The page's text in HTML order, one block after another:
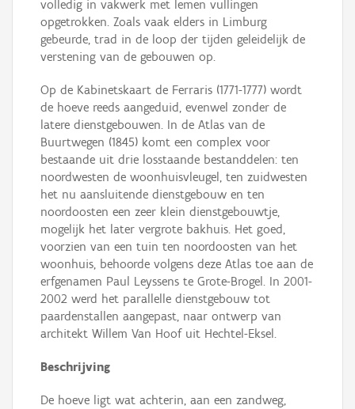
volledig in vakwerk met lemen vullingen
opgetrokken. Zoals vaak elders in Limburg
gebeurde, trad in de loop der tijden geleidelijk de
verstening van de gebouwen op.
Op de Kabinetskaart de Ferraris (1771-1777) wordt
de hoeve reeds aangeduid, evenwel zonder de
latere dienstgebouwen. In de Atlas van de
Buurtwegen (1845) komt een complex voor
bestaande uit drie losstaande bestanddelen: ten
noordwesten de woonhuisvleugel, ten zuidwesten
het nu aansluitende dienstgebouw en ten
noordoosten een zeer klein dienstgebouwtje,
mogelijk het later vergrote bakhuis. Het goed,
voorzien van een tuin ten noordoosten van het
woonhuis, behoorde volgens deze Atlas toe aan de
erfgenamen Paul Leyssens te Grote-Brogel. In 2001-
2002 werd het parallelle dienstgebouw tot
paardenstallen aangepast, naar ontwerp van
architekt Willem Van Hoof uit Hechtel-Eksel.
Beschrijving
De hoeve ligt wat achterin, aan een zandweg,